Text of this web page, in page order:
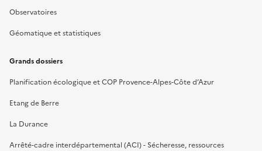
Observatoires
Géomatique et statistiques
Grands dossiers
Planification écologique et COP Provence-Alpes-Côte d’Azur
Etang de Berre
La Durance
Arrêté-cadre interdépartemental (ACI) - Sécheresse, ressources